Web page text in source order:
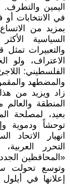
اليمين والتطرف.
في الانتخابات
بمزيد من
السياسية
والتعبيرات
الاعتراف،
الفلسطيني:
والمضطهد
زاد ويزيد من
المنطقة
بعيد، لمصلحة
توحشاً ودموية
انهيار الاتحاد
التحرر
وتوسع تحولت